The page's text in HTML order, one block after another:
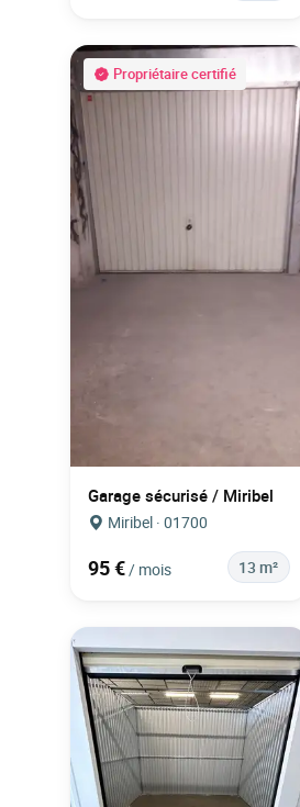
Propriétaire certifié
Garage sécurisé / Miribel
Miribel · 01700
95 € / mois 13 m²